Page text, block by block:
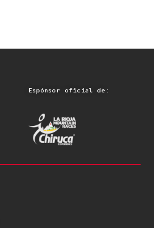
Espónsor oficial de: